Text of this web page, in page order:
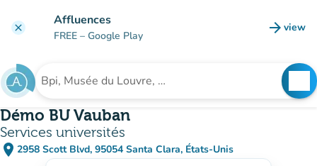
clear Affluences
FREE – Google Play arrow_forward view
(new
Search for an institution
Démo BU Vauban
Services universités
place 2958 Scott Blvd, 95054 Santa Clara, États-Unis
(open in Google Maps)
(new tab)